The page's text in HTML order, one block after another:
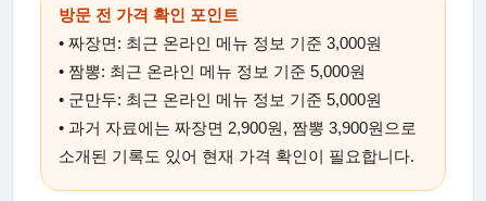
방문 전 가격 확인 포인트
• 짜장면: 최근 온라인 메뉴 정보 기준 3,000원
• 짬뽕: 최근 온라인 메뉴 정보 기준 5,000원
• 군만두: 최근 온라인 메뉴 정보 기준 5,000원
• 과거 자료에는 짜장면 2,900원, 짬뽕 3,900원으로
소개된 기록도 있어 현재 가격 확인이 필요합니다.